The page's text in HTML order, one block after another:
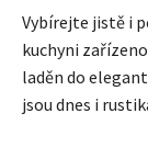
Vybírejte jistě i
kuchyni
laděn do
jsou dnes i